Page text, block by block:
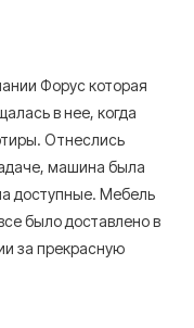
Форус которая
в нее, когда
Отнеслись
машина была
доступные. Мебель
было доставлено в
за прекрасную